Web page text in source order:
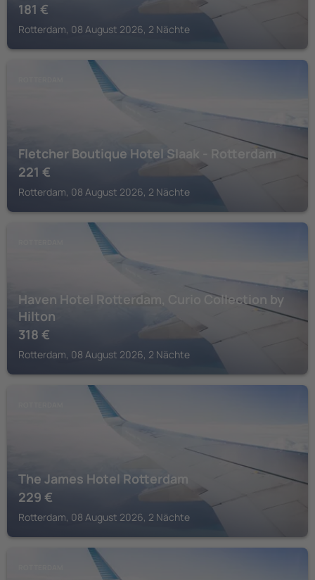
181 €
Rotterdam, 08 August 2026, 2 Nächte
Fletcher Boutique Hotel Slaak - Rotterdam
221 €
Rotterdam, 08 August 2026, 2 Nächte
Haven Hotel Rotterdam, Curio Collection by
Hilton
318 €
Rotterdam, 08 August 2026, 2 Nächte
The James Hotel Rotterdam
229 €
Rotterdam, 08 August 2026, 2 Nächte